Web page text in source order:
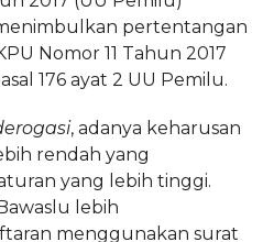
pertentangan
Nomor 11 Tahun 2017
176 ayat 2 UU Pemilu.
, adanya keharusan
rendah yang
yang lebih tinggi.
lebih
menggunakan surat